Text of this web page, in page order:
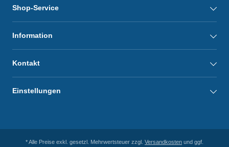
Shop-Service
Information
Kontakt
Einstellungen
* Alle Preise exkl. gesetzl. Mehrwertsteuer zzgl. Versandkosten und ggf.